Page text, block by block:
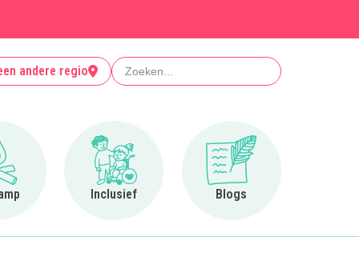
andere regio Zoeken
naar Op kamp
Inclusief
Ga naar Inclusief
Blogs
Ga naar Blogs